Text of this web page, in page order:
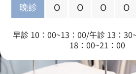
晚診
O O O O
早診 10：00~13：00/午診 13：
18：00~21：00